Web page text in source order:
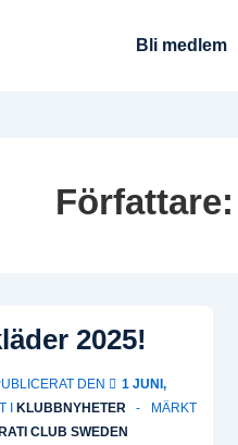
Huvudnavigering
Bli medlem
Författare:
2025!
DEN
1 JUNI,
I KLUBBNYHETER
MÄRKT
CLUB SWEDEN